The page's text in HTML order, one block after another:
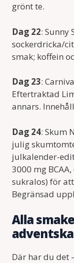
grönt te.
Dag 22: Sunny
sockerdricka/
smak; koffein
Dag 23:
Eftertraktad
annars.
Dag 24: Skum
julig
julkalender-
3000 mg
sukralos) för
Begränsad
Alla
Där har du det